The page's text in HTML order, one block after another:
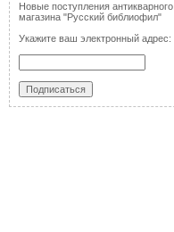
Новые поступления антикварного
магазина "Русский библиофил"
Укажите ваш электронный адрес: